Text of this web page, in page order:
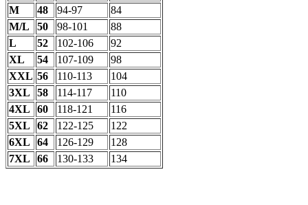
M
48 94-97
84
M/L
50 98-101
88
L
52 102-106
92
XL
54 107-109
98
XXL 56 110-113
104
3XL
58 114-117
110
4XL
60 118-121
116
5XL
62 122-125
122
6XL
64 126-129
128
7XL
66 130-133 134